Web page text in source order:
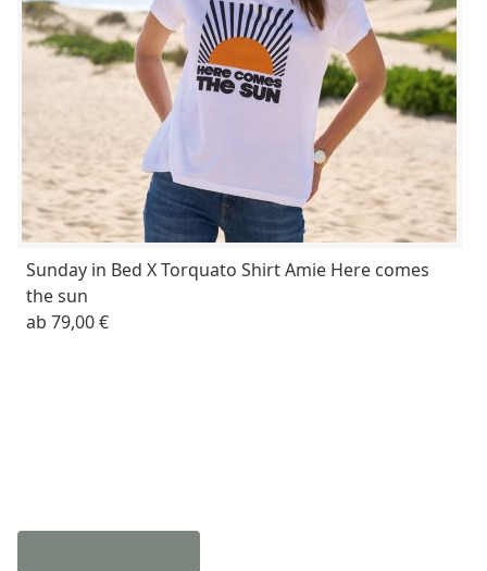
Sunday in Bed X Torquato Shirt Amie Here comes
the sun
ab 79,00 €